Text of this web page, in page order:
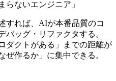
らないエンジニア 」
すれば、AIが本番品質のコ
バッグ・リファクタする。
ダクトがある」までの距離が
ぜ作るか」に集中できる。